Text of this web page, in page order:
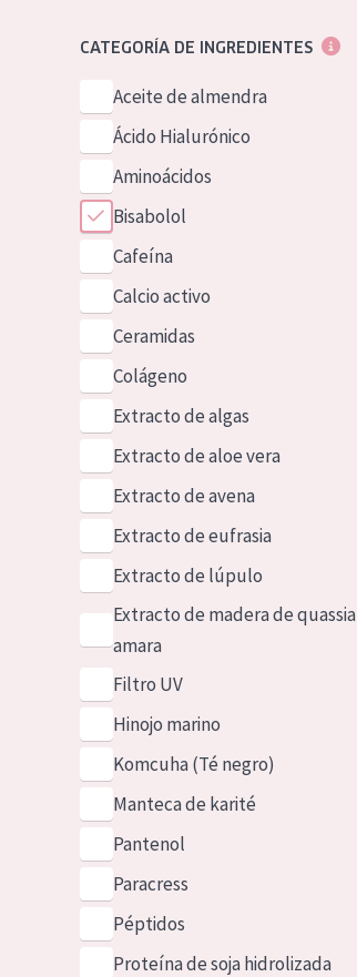
CATEGORÍA DE INGREDIENTES
Aceite de almendra
Ácido Hialurónico
Aminoácidos
Bisabolol
Cafeína
Calcio activo
Ceramidas
Colágeno
Extracto de algas
Extracto de aloe vera
Extracto de avena
Extracto de eufrasia
Extracto de lúpulo
Extracto de madera de quassia
amara
Filtro UV
Hinojo marino
Komcuha (Té negro)
Manteca de karité
Pantenol
Paracress
Péptidos
Proteína de soja hidrolizada